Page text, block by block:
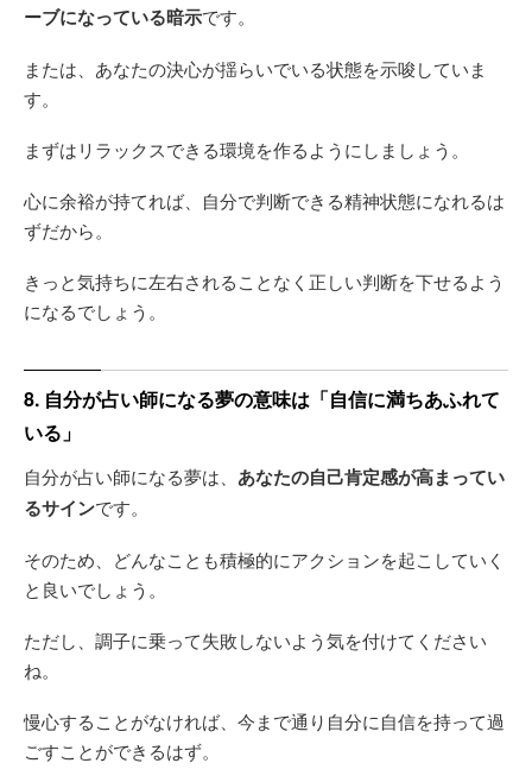
ーブになっている暗示です。
または、あなたの決心が揺らいでいる状態を示唆していま
す。
まずはリラックスできる環境を作るようにしましょう。
心に余裕が持てれば、自分で判断できる精神状態になれるは
ずだから。
きっと気持ちに左右されることなく正しい判断を下せるよう
になるでしょう。
8. 自分が占い師になる夢の意味は「自信に満ちあふれて
いる」
自分が占い師になる夢は、 あなたの自己肯定感が高まってい
るサインです。
そのため、どんなことも積極的にアクションを起こしていく
と良いでしょう。
ただし、調子に乗って失敗しないよう気を付けてください
ね。
慢心することがなければ、今まで通り自分に自信を持って過
ごすことができるはず。